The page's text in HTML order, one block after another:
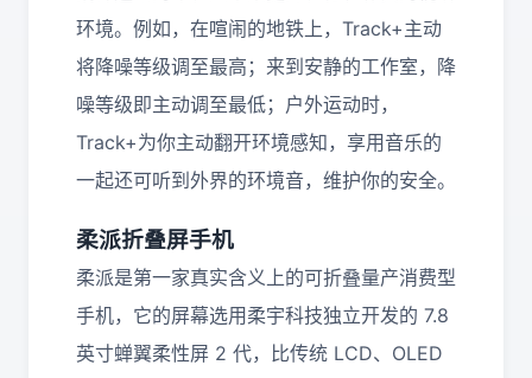
环境。例如，在喧闹的地铁上，Track+主动
将降噪等级调至最高；来到安静的工作室，降
噪等级即主动调至最低；户外运动时，
Track+为你主动翻开环境感知，享用音乐的
一起还可听到外界的环境音，维护你的安全。
柔派折叠屏手机
柔派是第一家真实含义上的可折叠量产消费型
手机，它的屏幕选用柔宇科技独立开发的 7.8
英寸蝉翼柔性屏 2 代，比传统 LCD、OLED